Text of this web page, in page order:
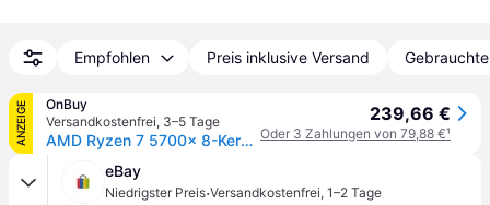
Empfohlen Preis inklusive Versand
ANZEIGE
OnBuy
Versandkostenfrei, 3–5 Tage
AMD Ryzen 7 5700x 8-Kern-Prozessor, 16 Threads, 3,4Ghz bis zu 4,6Ghz Turbo, 32MB Cache, 65W, ohne Kühler, ohne Grafik
239,66 €
Oder 3 Zahlungen von 79,88 €¹
eBay
Niedrigster Preis·Versandkostenfrei, 1–2 Tage